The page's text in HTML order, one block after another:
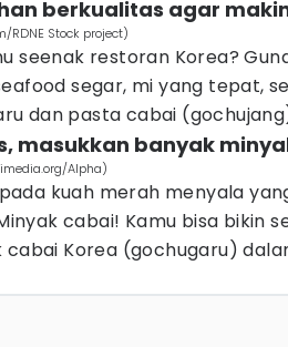
berkualitas agar
Stock project)
seenak restoran Korea?
segar, mi yang tepat,
dan pasta cabai
masukkan banyak
Alpha)
kuah merah menyala
cabai! Kamu bisa bikin
Korea (gochugaru)